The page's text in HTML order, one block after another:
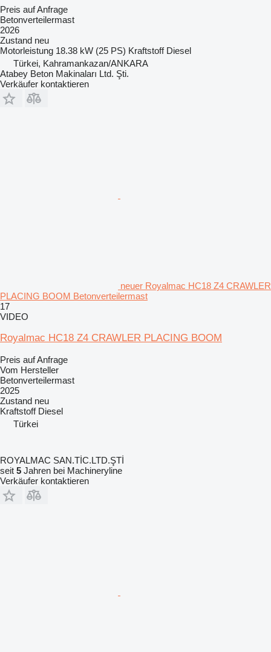
Preis auf Anfrage
Betonverteilermast
2026
Zustand neu
Motorleistung 18.38 kW (25 PS) Kraftstoff Diesel
Türkei, Kahramankazan/ANKARA
Atabey Beton Makinaları Ltd. Şti.
Verkäufer kontaktieren
neuer Royalmac HC18 Z4 CRAWLER
PLACING BOOM Betonverteilermast
17
VIDEO
Royalmac HC18 Z4 CRAWLER PLACING BOOM
Preis auf Anfrage
Vom Hersteller
Betonverteilermast
2025
Zustand neu
Kraftstoff Diesel
Türkei
ROYALMAC SAN.TİC.LTD.ŞTİ
seit 5 Jahren bei Machineryline
Verkäufer kontaktieren